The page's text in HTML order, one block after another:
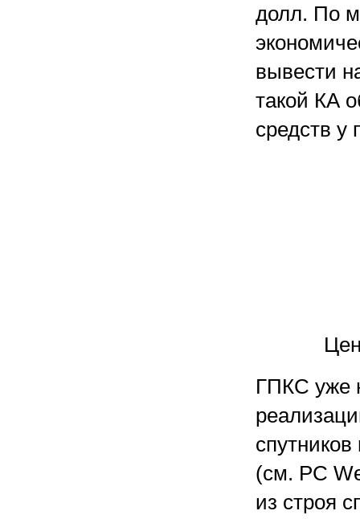
долл. По
вывести
такой КА
средств у
ГПКС уже
(см. PC
из строя